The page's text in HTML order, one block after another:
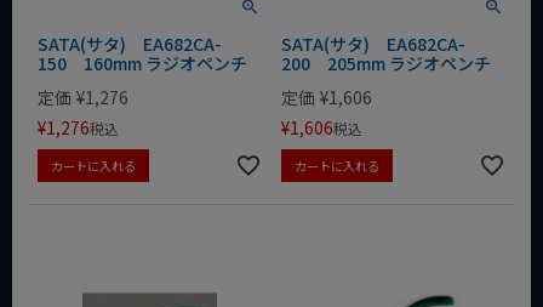
SATA(サタ) EA682CA-
150 160mm ラジオペンチ
定価 ¥1,276
¥1,276税込
カートに入れる
SATA(サタ) EA682CA-
200 205mm ラジオペンチ
定価 ¥1,606
¥1,606税込
カートに入れる